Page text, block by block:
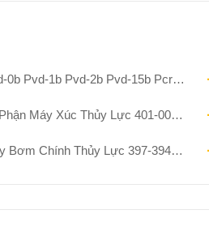
Pcr-5b Phv-4b Bộ Dụng Cụ Sửa Chữa Máy Bơm Piston Thủy Lực
Thủy Lực 401-00359 Bộ Phận Động Cơ Xoay
3941 sk200-6 4216944 zx470-5g 450 ex200-2 pc130-7 zaxis210